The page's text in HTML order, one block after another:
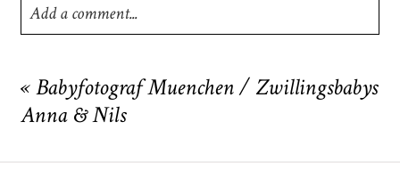
Add a comment...
are marked *
« Babyfotograf Muenchen / Zwillingsbabys
Anna & Nils